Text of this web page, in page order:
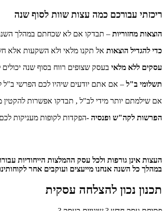
ריכזתי עבורכם כמה עצות שוות לסוף שנה
הוצאות מחזוריות – תבדקו אם לא שכחתם במהלך
כדי להגדיל הוצאות אל תקנו מלאי ולא השקעות אלא
עסקים ללא מלאי בעסק שצופים רווח בסוף שנה
תשלומי ב"ל – אם אתם יודעים שיהיו לכם הפרשי ב"ל לתשלום כדאי
אם שילמתם יותר מידי לב"ל , תבדקו אפשרות
הפרשות לקה"ש ופנסיה -הפקדות לקופות מעניקות
העצות אינן גורפות ולכל עסק ההמלצות הייחודיות
במהלך כל השנה אנחנו מייעצים ועוקבים אחר
תכנון נכון להצלחה עסקית